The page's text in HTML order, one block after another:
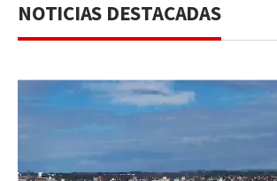
NOTICIAS DESTACADAS